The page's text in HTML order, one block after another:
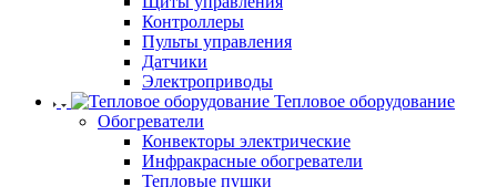
Контроллеры
Пульты управления
Датчики
Электроприводы
Тепловое оборудование
Обогреватели
Конвекторы электрические
Инфракрасные обогреватели
Тепловые пушки